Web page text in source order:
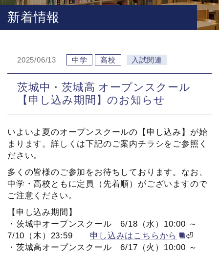
新着情報
2025/06/13 中学 高校 入試関連
茨城中・茨城高 オープンスクール
【申し込み期間】のお知らせ
いよいよ夏のオープンスクールの【申し込み】が始
まります。詳しくは下記のご案内チラシをご参照く
ださい。
多くの皆様のご参加をお待ちしております。なお、
中学・高校ともに定員（先着順）がございますので
ご注意ください。
【申し込み期間】
・茨城中オープンスクール 6/18（水）10:00 ～
7/10（木）23:59 申し込みはこちらから
⏎
・茨城高オープンスクール 6/17（火）10:00 ～